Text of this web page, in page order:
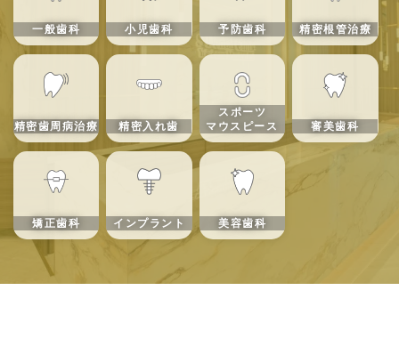
一般歯科 小児歯科 予防歯科 精密根管治療
精密歯周病治療 精密入れ歯
スポーツ
マウスピース
審美歯科
矯正歯科 インプラント 美容歯科